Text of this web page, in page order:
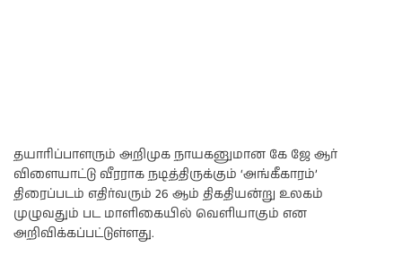
தயாரிப்பாளரும் அறிமுக நாயகனுமான கே ஜே ஆர்
விளையாட்டு வீரராக நடித்திருக்கும் ‘அங்கீகாரம்’
திரைப்படம் எதிர்வரும் 26 ஆம் திகதியன்று உலகம்
முழுவதும் பட மாளிகையில் வெளியாகும் என
அறிவிக்கப்பட்டுள்ளது.